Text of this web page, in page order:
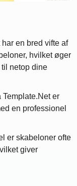
en bred vifte af
hvilket øger
netop dine
er
en professionel
er skabeloner ofte
giver